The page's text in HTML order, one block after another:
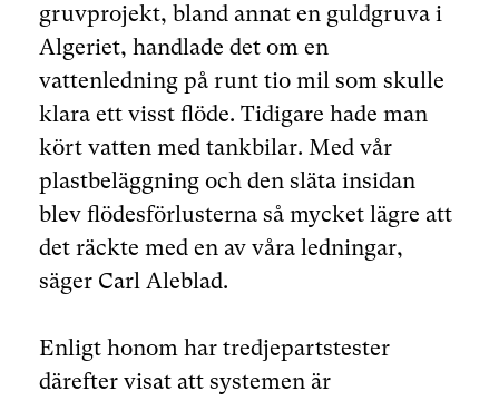
gruvprojekt, bland annat en guldgruva i
Algeriet, handlade det om en
vattenledning på runt tio mil som skulle
klara ett visst flöde. Tidigare hade man
kört vatten med tankbilar. Med vår
plastbeläggning och den släta insidan
blev flödesförlusterna så mycket lägre att
det räckte med en av våra ledningar,
säger Carl Aleblad.
Enligt honom har tredjepartstester
därefter visat att systemen är